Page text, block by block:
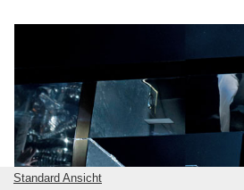
Standard Ansicht